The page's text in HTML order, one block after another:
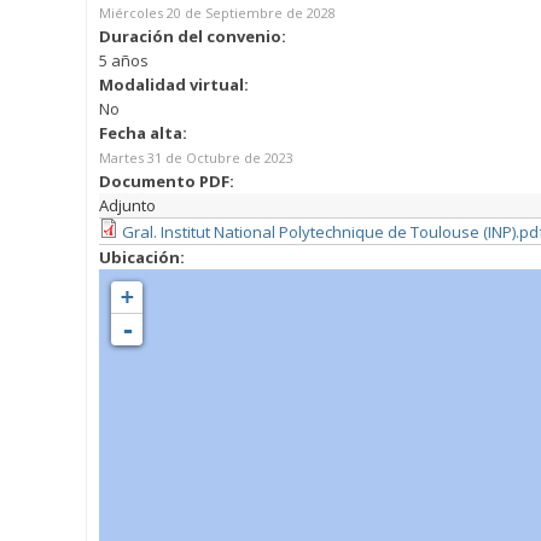
Miércoles 20 de Septiembre de 2028
Duración del convenio:
5 años
Modalidad virtual:
No
Fecha alta:
Martes 31 de Octubre de 2023
Documento PDF:
Adjunto
Gral. Institut National Polytechnique de Toulouse
Ubicación:
+
-